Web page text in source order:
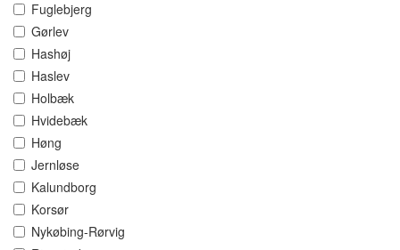
Fuglebjerg
Gørlev
Hashøj
Haslev
Holbæk
Hvidebæk
Høng
Jernløse
Kalundborg
Korsør
Nykøbing-Rørvig